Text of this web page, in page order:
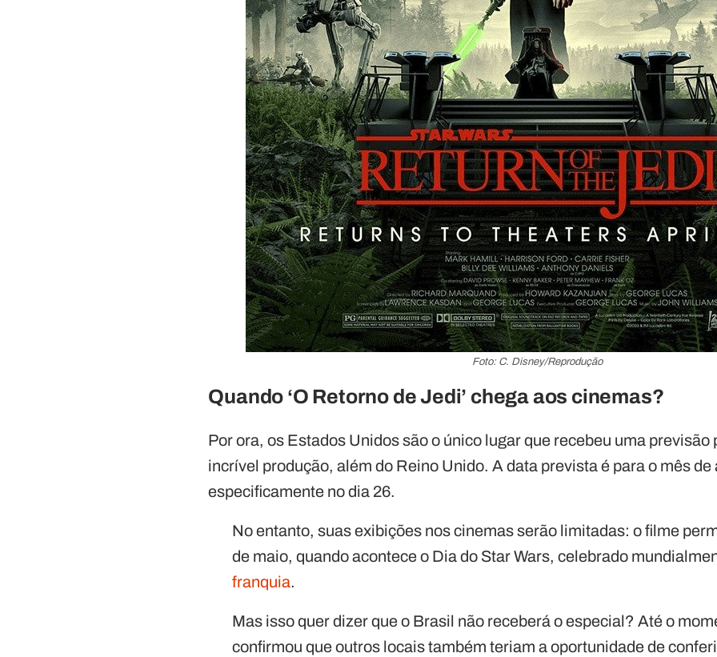
Foto: C. Disney/Reprodução
Quando ‘O Retorno de Jedi’ chega aos cinemas?
Por ora, os Estados Unidos são o único lugar que recebeu uma previsão
incrível produção, além do Reino Unido. A data prevista é para o mês
especificamente no dia 26.
No entanto, suas exibições nos cinemas serão limitadas: o filme
de maio, quando acontece o Dia do Star Wars, celebrado
franquia.
Mas isso quer dizer que o Brasil não receberá o especial? Até o
confirmou que outros locais também teriam a oportunidade de